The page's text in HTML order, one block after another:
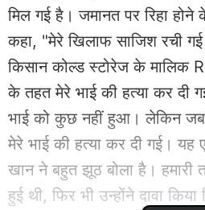
मिल गई है। जमानत पर रिहा
कहा, "मेरे खिलाफ साजिश रची
किसान कोल्ड स्टोरेज के मालिक
के तहत मेरे भाई की हत्या कर दी
भाई को कुछ नहीं हुआ। लेकिन
मेरे भाई की हत्या कर दी गई।
खान ने बहुत झूठ बोला है। हमारी
हुई थी, फिर भी उन्होंने दावा